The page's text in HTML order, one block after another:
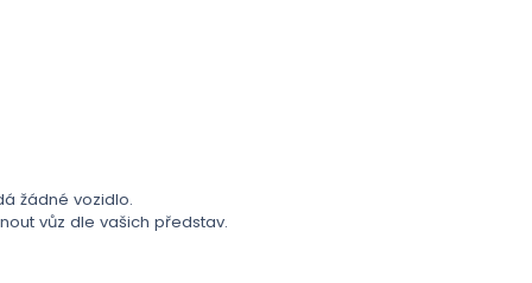
žádné vozidlo.
vůz dle vašich představ.